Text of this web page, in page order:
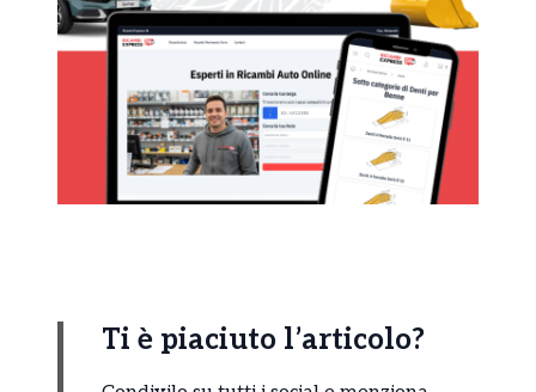
Ti è piaciuto l’articolo?